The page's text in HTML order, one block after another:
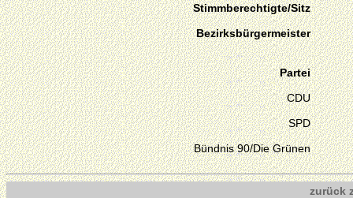
Stimmberechtigte/Sitz
Bezirksbürgermeister
Partei
CDU
SPD
Bündnis 90/Die Grünen
zurück